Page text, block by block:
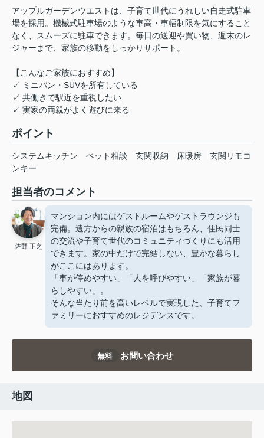
アップルガーデンウエストは、子育て世代にうれしい自走式駐車
場を採用。機械式駐車場のような車高・車幅制限を気にすること
なく、スムーズに駐車できます。毎日の送迎や買い物、週末のレ
ジャーまで、家族の移動をしっかりサポート。
【こんなご家族におすすめ】
✓ ミニバン・SUVを所有している
✓ 共働きで駅近を重視したい
✓ 実家の両親がよく遊びに来る
ポイント
システムキッチン ペット相談 玄関収納 床暖房
玄関リモコ
ンキー
担当者のコメント
佐野 正之
マンション内にはゲストルームやゲストラウンジも
完備。遠方からの親族の宿泊はもちろん、住民同士
の交流や子育て世代のコミュニティづくりにも活用
できます。家の中だけで完結しない、豊かな暮らし
がここにはあります。
「車が停めやすい」「人を呼びやすい」「家族が暮
らしやすい」。
そんな当たり前を高いレベルで実現した、子育てフ
ァミリーにおすすめのレジデンスです。
無料 お問い合わせ
地図